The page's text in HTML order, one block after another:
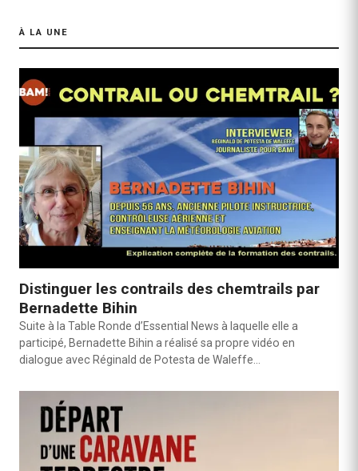
À LA UNE
Distinguer les contrails des chemtrails par
Bernadette Bihin
Suite à la Table Ronde d’Essential News à laquelle elle a
participé, Bernadette Bihin a réalisé sa propre vidéo en
dialogue avec Réginald de Potesta de Waleffe…